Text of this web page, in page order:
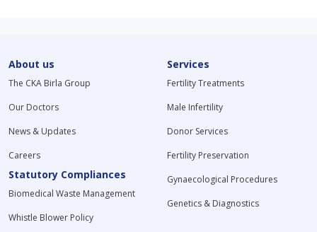
About us
The CKA Birla Group
Our Doctors
News & Updates
Careers
Statutory Compliances
Biomedical Waste Management
Whistle Blower Policy
Services
Fertility Treatments
Male Infertility
Donor Services
Fertility Preservation
Gynaecological Procedures
Genetics & Diagnostics